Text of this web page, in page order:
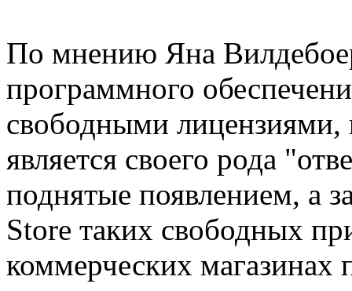
По мнению Яна
программного
свободными лицензиями,
является своего рода
поднятые появлением, а
Store таких свободных
коммерческих